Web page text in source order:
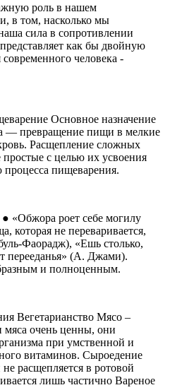
роль в нашем
в том, насколько мы
сила в сопротивлении
как бы двойную
человека -
Основное назначение
— превращение пищи в мелкие
Расщепление сложных
с целью их усвоения
процесса пищеварения.
«Обжора роет себе могилу
которая не переваривается,
Фаорадж), «Ешь столько,
перееданья» (А. Джами).
и полноценным.
Вегетарианство Мясо –
мяса очень ценны, они
при умственной и
витаминов. Сыроедение
расщепляется в ротовой
лишь частично Вареное